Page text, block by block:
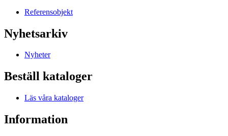
Referensobjekt
Nyhetsarkiv
Nyheter
Beställ kataloger
Läs våra kataloger
Information